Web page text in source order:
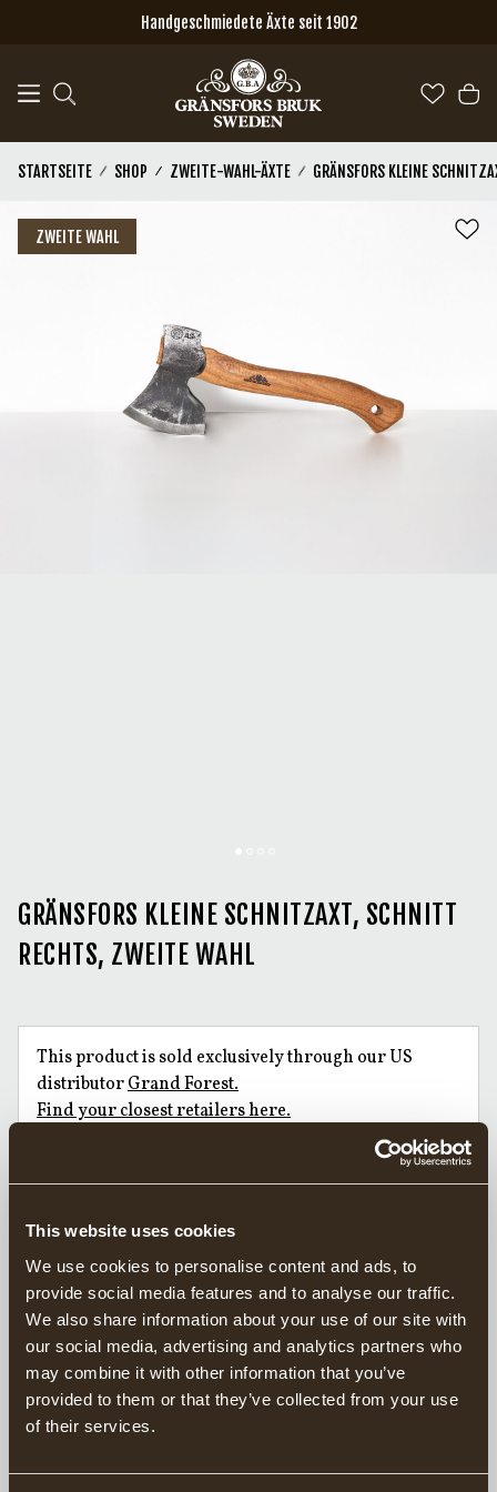
This website uses cookies
We use cookies to personalise content and ads, to
provide social media features and to analyse our traffic.
We also share information about your use of our site with
our social media, advertising and analytics partners who
may combine it with other information that you’ve
provided to them or that they’ve collected from your use
of their services.
Zum Hauptinhalt springenHandgeschmiedete Äxte seit 1902
STARTSEITE SHOP ZWEITE-WAHL-ÄXTE GRÄNSFORS KLEINE
ZWEITE WAHL
GRÄNSFORS KLEINE SCHNITZAXT, SCHNITT
RECHTS, ZWEITE WAHL
This product is sold exclusively through our US
distributorGrand Forest.
Find your closest retailers here.
20 Jahre Garantie auf Äxte
Die Kleine Schnitzaxt wird für die Holzverarbeitung und das
Formen von Holz verwendet, bei denen Präzision und Kontrolle
besonders wichtig sind. Die kleinere Größe macht die Axt
perfekt für Einsteiger oder für diejenigen, die ein leichteres
Werkzeug bevorzugen.
Unsere Äxte zweiter Wahl werden mit einen S am Axtkopf